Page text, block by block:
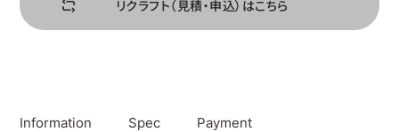
リクラフ ト（見積・申込） はこちら
Information Spec Payment